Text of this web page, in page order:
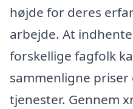
højde for deres
arbejde. At
forskellige fagfolk
sammenligne
tjenester. Gennem